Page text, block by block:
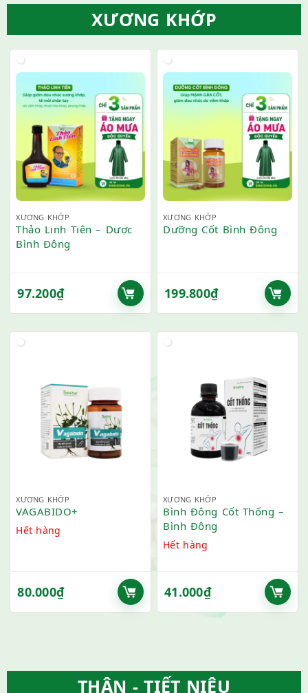
XƯƠNG KHỚP
XƯƠNG KHỚP
Thảo Linh Tiên – Dược
Bình Đông
97.200₫
XƯƠNG KHỚP
Dưỡng Cốt Bình Đông
199.800₫
XƯƠNG KHỚP
VAGABIDO+
Hết hàng
80.000₫
XƯƠNG KHỚP
Bình Đông Cốt Thống –
Bình Đông
Hết hàng
41.000₫
THẬN - TIẾT NIỆU